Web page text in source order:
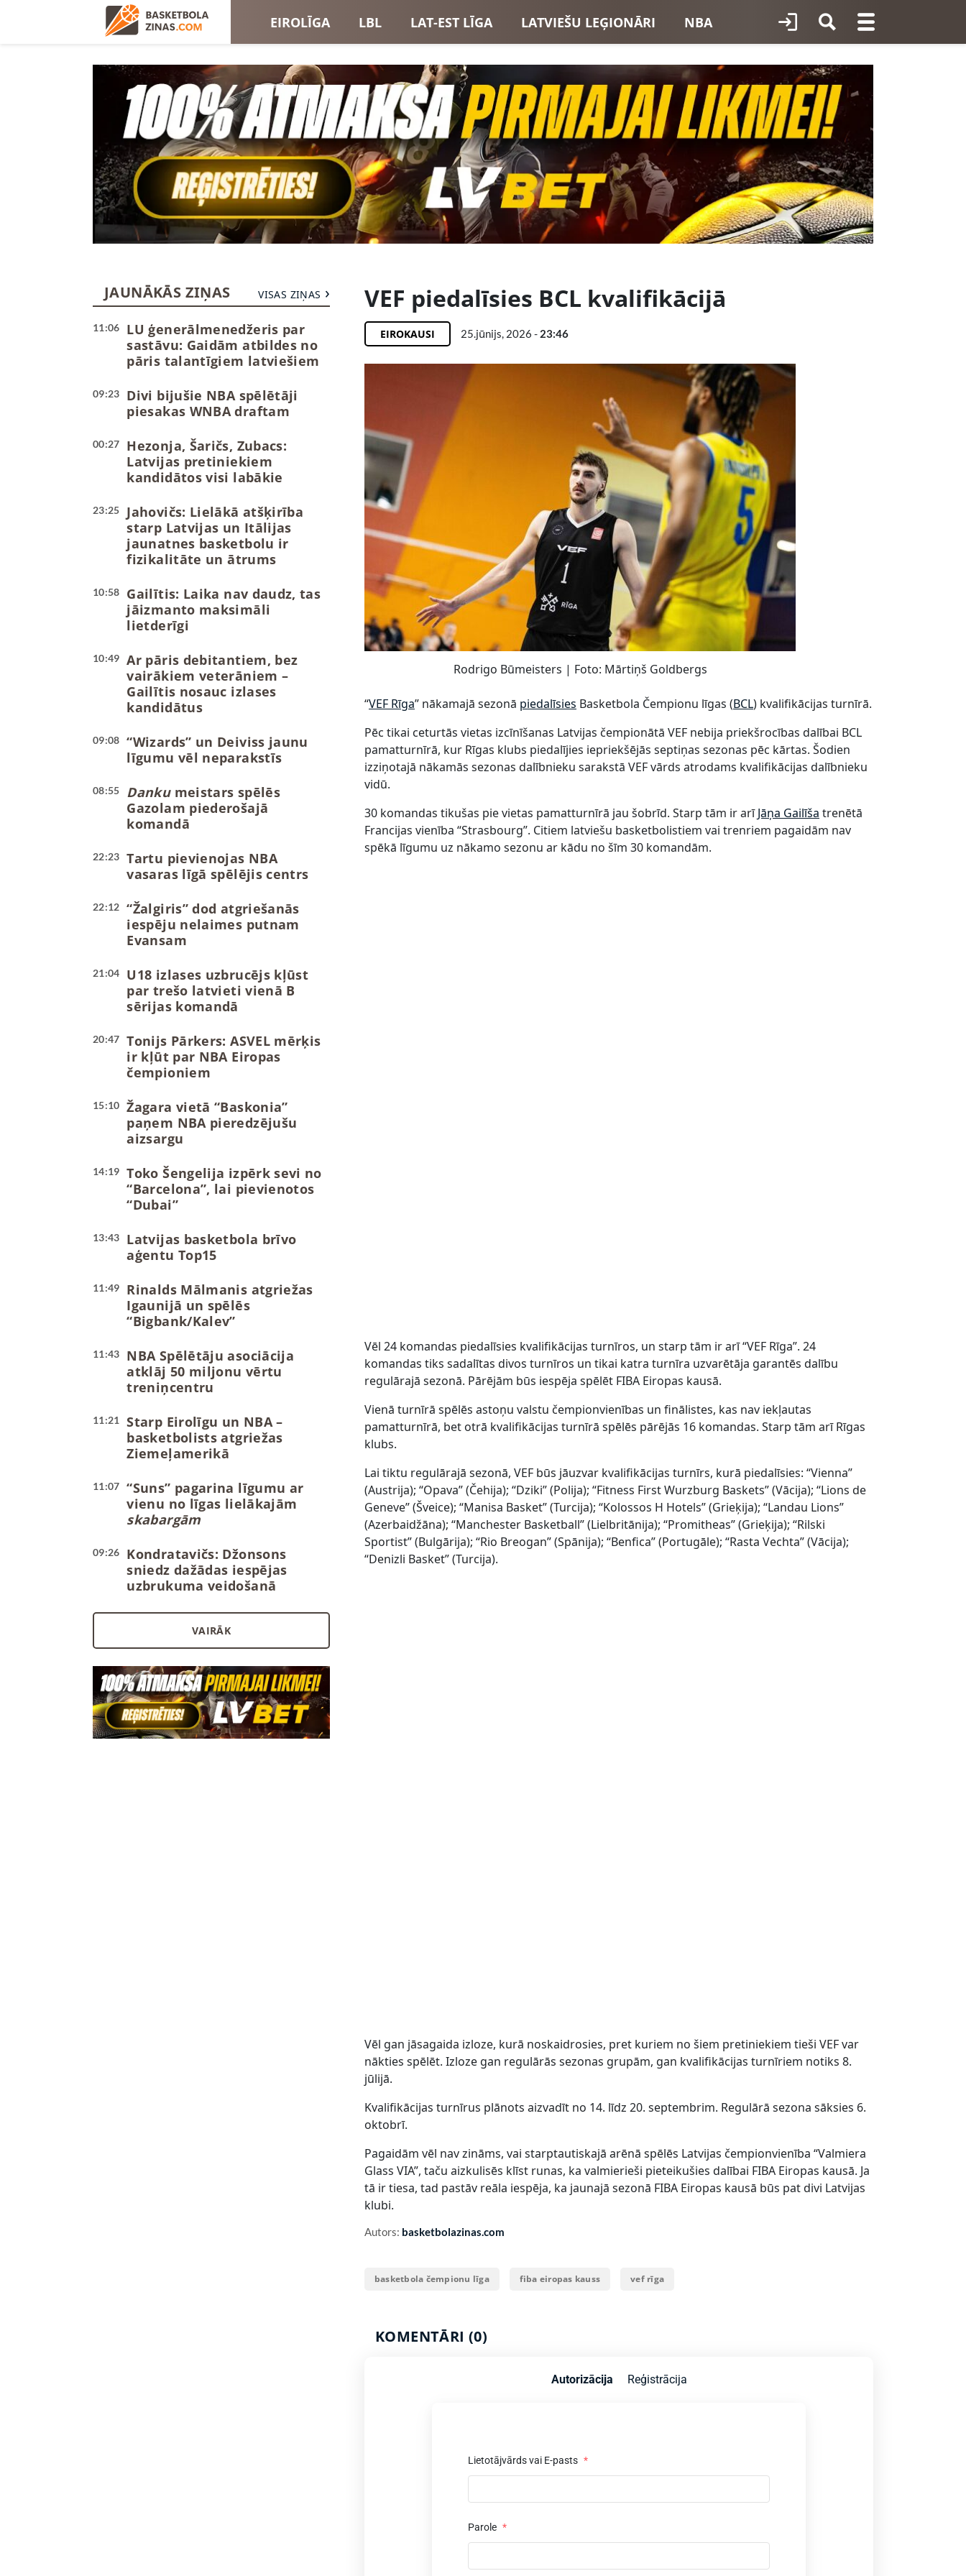
EIROLĪGA LBL LAT-EST LĪGA LATVIEŠU LEĢIONĀRI NBA
EIROKAUSI LATVIJAS IZLASE
JAUNĀKĀS ZIŅAS VISAS ZIŅAS
11:06
LU ģenerālmenedžeris par
sastāvu: Gaidām atbildes no
pāris talantīgiem latviešiem
09:23
Divi bijušie NBA spēlētāji
piesakas WNBA draftam
00:27
Hezonja, Šaričs, Zubacs:
Latvijas pretiniekiem
kandidātos visi labākie
23:25
Jahovičs: Lielākā atšķirība
starp Latvijas un Itālijas
jaunatnes basketbolu ir
fizikalitāte un ātrums
10:58
Gailītis: Laika nav daudz, tas
jāizmanto maksimāli
lietderīgi
10:49
Ar pāris debitantiem, bez
vairākiem veterāniem –
Gailītis nosauc izlases
kandidātus
09:08
“Wizards” un Deiviss jaunu
līgumu vēl neparakstīs
08:55 Dankumeistars spēlēs
Gazolam piederošajā
komandā
22:23
Tartu pievienojas NBA
vasaras līgā spēlējis centrs
22:12
“Žalgiris” dod atgriešanās
iespēju nelaimes putnam
Evansam
21:04
U18 izlases uzbrucējs kļūst
par trešo latvieti vienā B
sērijas komandā
20:47
Tonijs Pārkers: ASVEL mērķis
ir kļūt par NBA Eiropas
čempioniem
15:10
Žagara vietā “Baskonia”
paņem NBA pieredzējušu
aizsargu
14:19
Toko Šengelija izpērk sevi no
“Barcelona”, lai pievienotos
“Dubai”
13:43
Latvijas basketbola brīvo
aģentu Top15
11:49
Rinalds Mālmanis atgriežas
Igaunijā un spēlēs
“Bigbank/Kalev”
11:43
NBA Spēlētāju asociācija
atklāj 50 miljonu vērtu
treniņcentru
11:21
Starp Eirolīgu un NBA –
basketbolists atgriežas
Ziemeļamerikā
11:07
“Suns” pagarina līgumu ar
vienu no līgas lielākajām
skabargām
09:26
Kondratavičs: Džonsons
sniedz dažādas iespējas
uzbrukuma veidošanā
VAIRĀK
VEF piedalīsies BCL kvalifikācijā
EIROKAUSI 25.jūnijs, 2026 - 23:46
Rodrigo Būmeisters | Foto: Mārtiņš Goldbergs
“VEF Rīga” nākamajā sezonā piedalīsies Basketbola Čempionu līgas (BCL) kvalifikācijas turnīrā.
Pēc tikai ceturtās vietas izcīnīšanas Latvijas čempionātā VEF nebija priekšrocības dalībai BCL
pamatturnīrā, kur Rīgas klubs piedalījies iepriekšējās septiņas sezonas pēc kārtas. Šodien
izziņotajā nākamās sezonas dalībnieku sarakstā VEF vārds atrodams kvalifikācijas dalībnieku
vidū.
30 komandas tikušas pie vietas pamatturnīrā jau šobrīd. Starp tām ir arīJāņa Gailīša trenētā
Francijas vienība “Strasbourg”. Citiem latviešu basketbolistiem vai trenriem pagaidām nav
spēkā līgumu uz nākamo sezonu ar kādu no šīm 30 komandām.
Vēl 24 komandas piedalīsies kvalifikācijas turnīros, un starp tām ir arī “VEF Rīga”. 24
komandas tiks sadalītas divos turnīros un tikai katra turnīra uzvarētāja garantēs dalību
regulārajā sezonā. Pārējām būs iespēja spēlēt FIBA Eiropas kausā.
Vienā turnīrā spēlēs astoņu valstu čempionvienības un finālistes, kas nav iekļautas
pamatturnīrā, bet otrā kvalifikācijas turnīrā spēlēs pārējās 16 komandas. Starp tām arī Rīgas
klubs.
Lai tiktu regulārajā sezonā, VEF būs jāuzvar kvalifikācijas turnīrs, kurā piedalīsies: “Vienna”
(Austrija); “Opava” (Čehija); “Dziki” (Polija); “Fitness First Wurzburg Baskets” (Vācija); “Lions de
Geneve” (Šveice); “Manisa Basket” (Turcija); “Kolossos H Hotels” (Grieķija); “Landau Lions”
(Azerbaidžāna); “Manchester Basketball” (Lielbritānija); “Promitheas” (Grieķija); “Rilski
Sportist” (Bulgārija); “Rio Breogan” (Spānija); “Benfica” (Portugāle); “Rasta Vechta” (Vācija);
“Denizli Basket” (Turcija).
Vēl gan jāsagaida izloze, kurā noskaidrosies, pret kuriem no šiem pretiniekiem tieši VEF var
nākties spēlēt. Izloze gan regulārās sezonas grupām, gan kvalifikācijas turnīriem notiks 8.
jūlijā.
Kvalifikācijas turnīrus plānots aizvadīt no 14. līdz 20. septembrim. Regulārā sezona sāksies 6.
oktobrī.
Pagaidām vēl nav zināms, vai starptautiskajā arēnā spēlēs Latvijas čempionvienība “Valmiera
Glass VIA”, taču aizkulisēs klīst runas, ka valmierieši pieteikušies dalībai FIBA Eiropas kausā. Ja
tā ir tiesa, tad pastāv reāla iespēja, ka jaunajā sezonā FIBA Eiropas kausā būs pat divi Latvijas
klubi.
Autors: basketbolazinas.com
basketbola čempionu līga fiba eiropas kauss vef rīga
KOMENTĀRI (0)
Autorizācija Reģistrācija
Lietotājvārds vai E-pasts *
Parole *